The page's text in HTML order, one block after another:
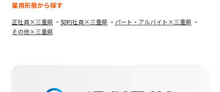
雇用形態から探す
正社員×三重県 契約社員×三重県
パート・アルバイト×三重県
その他×三重県